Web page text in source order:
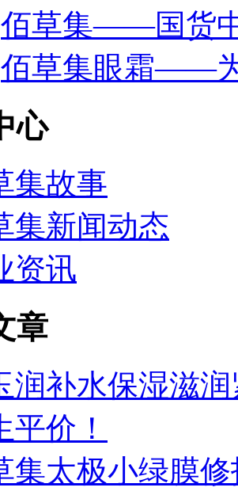
佰草集——国货
佰草集眼霜——
心
集故事
集新闻动态
资讯
章
润补水保湿滋
平价！
集太极小绿膜